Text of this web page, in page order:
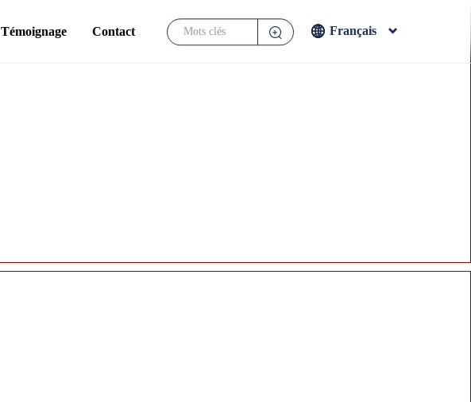
Témoignage Contact Français